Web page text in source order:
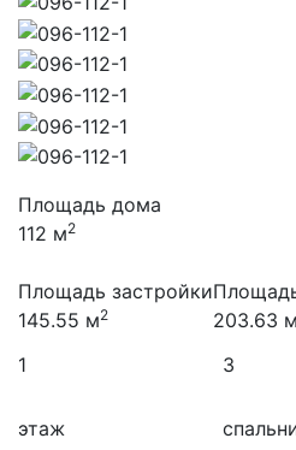
Площадь дома
112 м2
Площадь застройки
145.55 м2
203.63 м
1
этаж
3